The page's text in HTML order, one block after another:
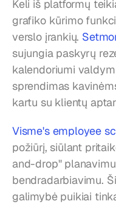
Keli iš platformų
grafiko kūrimo
verslo įrankių.
sujungia paskyrų
kalendoriumi
sprendimas
kartu su klientų
Visme's employee
požiūrį, siūlant
and-drop"
bendradarbiavimu.
galimybė puikiai